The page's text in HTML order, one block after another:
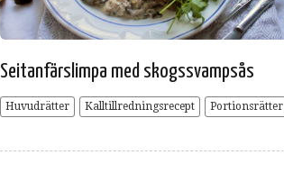
Seitanfärslimpa med skogssvampsås
Huvudrätter Kalltillredningsrecept Portionsrätter